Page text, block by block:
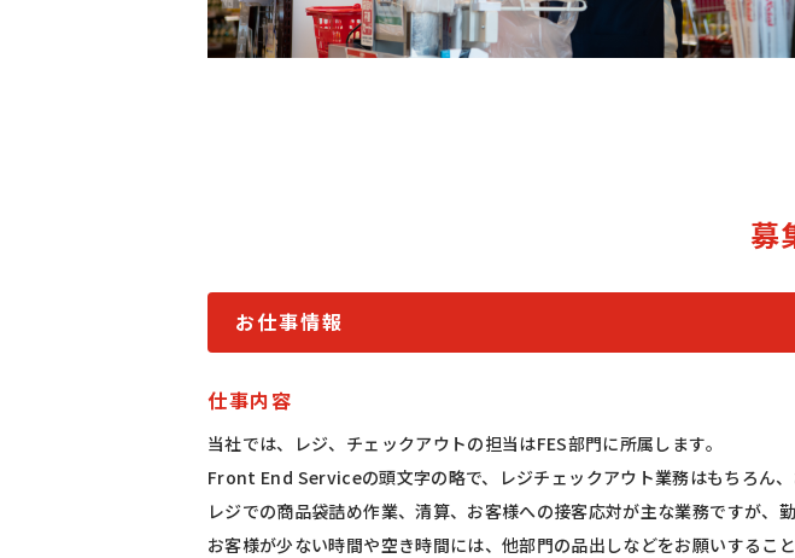
募
お仕事情報
仕事内容
当社では、レジ、チェックアウトの担当はFES部門に所属します。
Front End Serviceの頭文字の略で、レジチェックアウト業務はもちろん
レジでの商品袋詰め作業、清算、お客様への接客応対が主な業務ですが、
お客様が少ない時間や空き時間には、他部門の品出しなどをお願いすること